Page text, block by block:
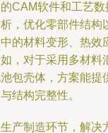
CAM软件和工艺
，优化零部件结构
的材料变形、热效
，对于采用多材料
包壳体，方案能提
结构完整性。
产制造环节，解决